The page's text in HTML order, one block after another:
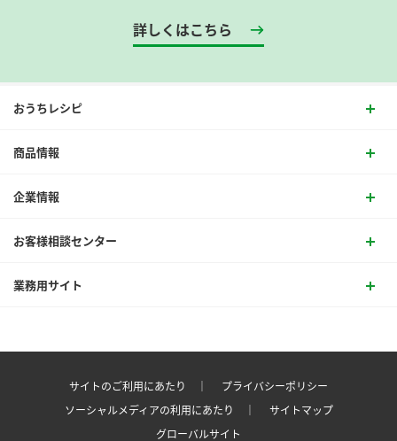
詳しくはこちら
おうちレシピ
商品情報
企業情報
お客様相談センター
業務用サイト
サイトのご利用にあたり ｜
プライバシーポリシー
ソーシャルメディアの利用にあたり ｜
サイトマップ
グローバルサイト